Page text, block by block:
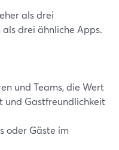
als drei
drei ähnliche Apps.
und Teams, die Wert
und Gastfreundlichkeit
oder Gäste im